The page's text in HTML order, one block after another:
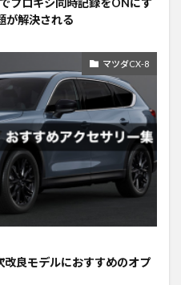
プロキシ同時記録をONにす
が解決される
マツダCX-8
改良モデルにおすすめのオプ